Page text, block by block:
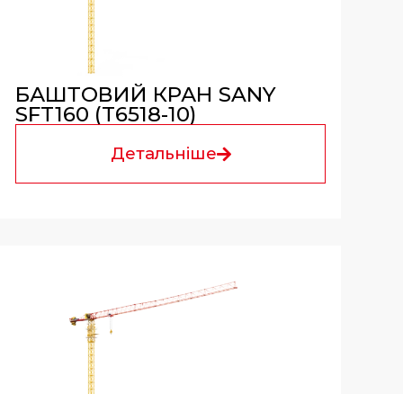
БАШТОВИЙ КРАН SANY
SFT160 (T6518-10)
Детальніше